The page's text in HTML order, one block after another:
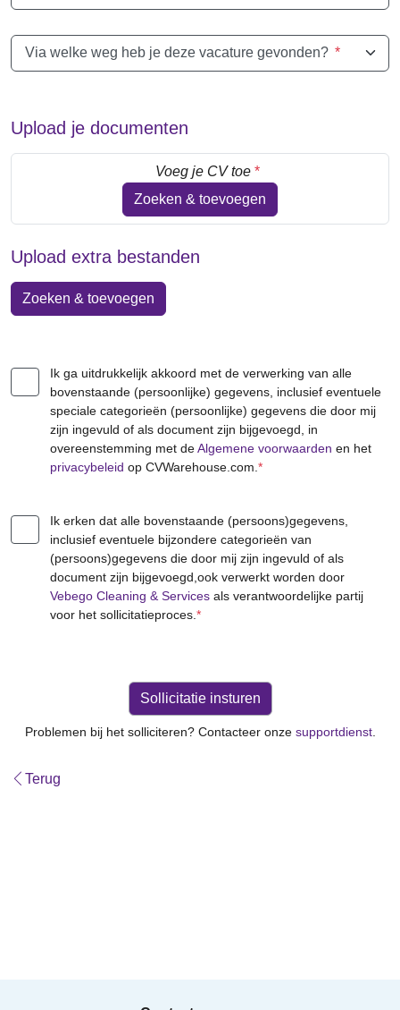
Via welke weg heb je deze vacature gevonden? *
Upload je documenten
Voeg je CV toe *
Zoeken & toevoegen
Upload extra bestanden
Zoeken & toevoegen
Ik ga uitdrukkelijk akkoord met de verwerking van alle
bovenstaande (persoonlijke) gegevens, inclusief eventuele
speciale categorieën (persoonlijke) gegevens die door mij
zijn ingevuld of als document zijn bijgevoegd, in
overeenstemming met deAlgemene voorwaarden en het
privacybeleid op CVWarehouse.com. *
Ik erken dat alle bovenstaande (persoons)gegevens,
inclusief eventuele bijzondere categorieën van
(persoons)gegevens die door mij zijn ingevuld of als
document zijn bijgevoegd,ook verwerkt worden door
Vebego Cleaning & Services als verantwoordelijke partij
voor het sollicitatieproces.*
Problemen bij het solliciteren? Contacteer onze supportdienst.
Terug